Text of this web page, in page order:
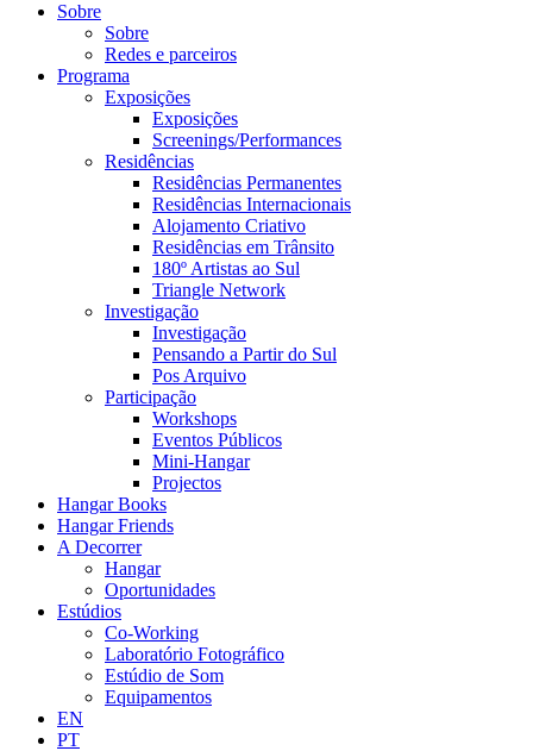
Sobre
Sobre
Redes e parceiros
Programa
Exposições
Exposições
Screenings/Performances
Residências
Residências Permanentes
Residências Internacionais
Alojamento Criativo
Residências em Trânsito
180º Artistas ao Sul
Triangle Network
Investigação
Investigação
Pensando a Partir do Sul
Pos Arquivo
Participação
Workshops
Eventos Públicos
Mini-Hangar
Projectos
Hangar Books
Hangar Friends
A Decorrer
Hangar
Oportunidades
Estúdios
Co-Working
Laboratório Fotográfico
Estúdio de Som
Equipamentos
EN
PT